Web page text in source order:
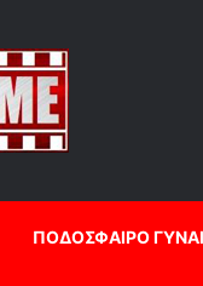
ΠΟΔΟΣΦΑΙΡΟ